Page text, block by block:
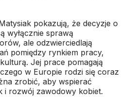
pokazują, że decyzje o
wyłącznie sprawą
ale odzwierciedlają
pomiędzy rynkiem pracy,
Jej prace pomagają
w Europie rodzi się coraz
zrobić, aby wspierać
i rozwój zawodowy kobiet.